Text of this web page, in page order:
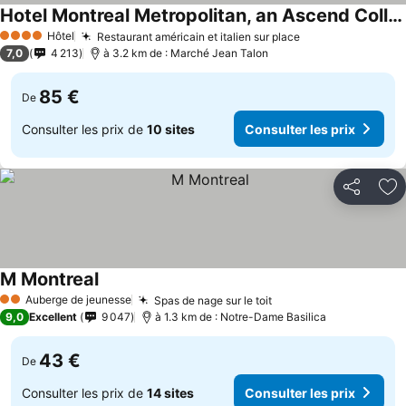
4 Étoiles Hôtel Restaurant américain et italien sur place
Hotel Montreal Metropolitan, an Ascend Collection Hotel
7,0 4 213 à 3.2 km de : Marché Jean Talon
De 85 €
Consulter les prix de 10 sites Consulter les prix
Partager
2 ÉtoilesAuberge de jeunesse Spas de nage sur le toit
M Montreal
9,0 Excellent 9 047 à 1.3 km de : Notre-Dame Basilica
De 43 €
Consulter les prix de 14 sites Consulter les prix